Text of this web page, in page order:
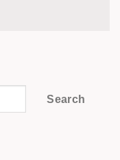
Search